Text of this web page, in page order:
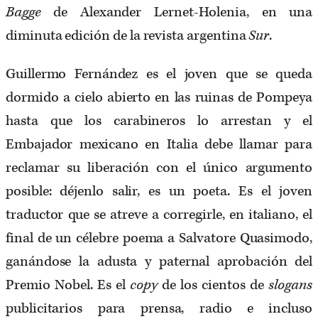
Baggede Alexander Lernet-Holenia, en una
diminuta edición de la revista argentinaSur.
Guillermo Fernández es el joven que se queda
dormido a cielo abierto en las ruinas de Pompeya
hasta que los carabineros lo arrestan y el
Embajador mexicano en Italia debe llamar para
reclamar su liberación con el único argumento
posible: déjenlo salir, es un poeta. Es el joven
traductor que se atreve a corregirle, en italiano, el
final de un célebre poema a Salvatore Quasimodo,
ganándose la adusta y paternal aprobación del
Premio Nobel. Es el copyde los cientos deslogans
publicitarios para prensa, radio e incluso